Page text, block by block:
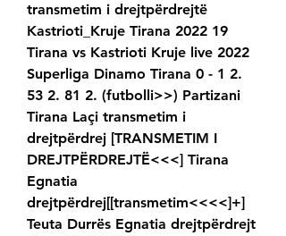
transmetim i drejtpërdrejtë
Kastrioti_Kruje Tirana 2022 19
Tirana vs Kastrioti Kruje live 2022
Superliga Dinamo Tirana 0 - 1 2.
53 2. 81 2. (futbolli>>) Partizani
Tirana Laçi transmetim i
drejtpërdrej [TRANSMETIM I
DREJTPËRDREJTË<<<] Tirana
Egnatia
drejtpërdrej[[transmetim<<<<]+]
Teuta Durrës Egnatia drejtpërdrejt